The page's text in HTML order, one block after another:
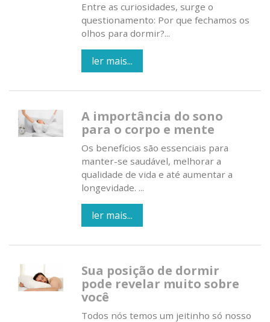
Entre as curiosidades, surge o
questionamento: Por que fechamos os
olhos para dormir?...
ler mais...
A importância do sono
para o corpo e mente
Os benefícios são essenciais para
manter-se saudável, melhorar a
qualidade de vida e até aumentar a
longevidade. ...
ler mais...
Sua posição de dormir
pode revelar muito sobre
você
Todos nós temos um jeitinho só nosso